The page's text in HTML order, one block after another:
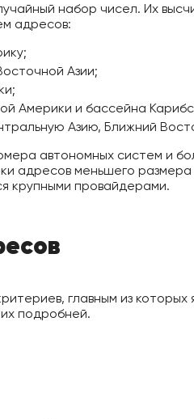
набор чисел. Их
адресов:
Азии;
Америки и бассейна
Азию, Ближний
автономных систем и
адресов меньшего
крупными провайдерами.
главным из
подробней.